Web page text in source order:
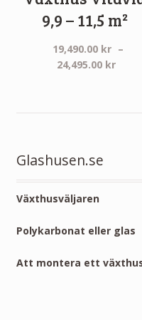
9,9 – 11,5 m²
19,490.00 kr –
24,495.00 kr
Glashusen.se
Växthusväljaren
Polykarbonat eller glas
Att montera ett